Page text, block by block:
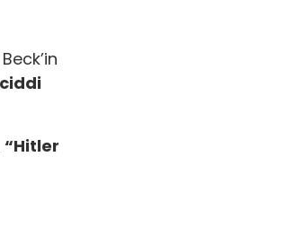
“Hitler